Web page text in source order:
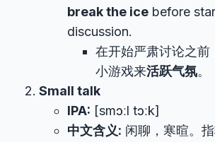
break the ice before
discussion.
在开始严肃讨论之前
小游戏来活跃气氛。
Small talk
IPA: [smɔːl tɔːk]
中文含义: 闲聊，寒暄。